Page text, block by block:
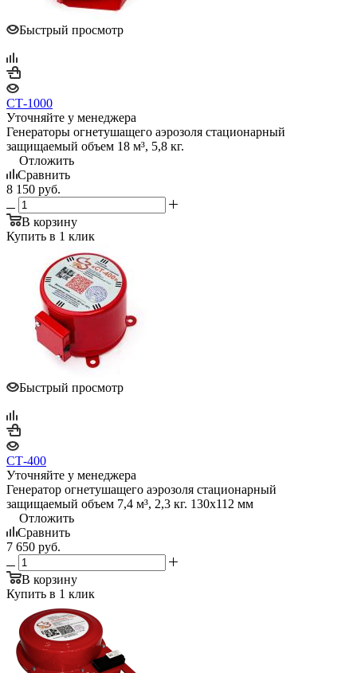
Быстрый просмотр
СТ-1000
Уточняйте у менеджера
Генераторы огнетушащего аэрозоля стационарный
защищаемый объем 18 м³, 5,8 кг.
Отложить
Сравнить
8 150 руб.
В корзину
Купить в 1 клик
Быстрый просмотр
СТ-400
Уточняйте у менеджера
Генератор огнетушащего аэрозоля стационарный
защищаемый объем 7,4 м³, 2,3 кг. 130х112 мм
Отложить
Сравнить
7 650 руб.
В корзину
Купить в 1 клик